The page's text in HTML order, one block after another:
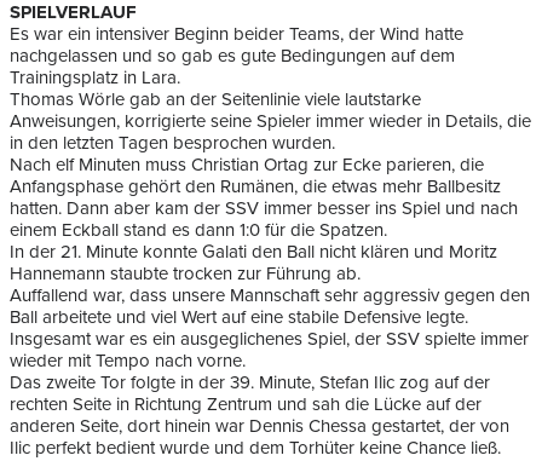
SPIELVERLAUF
Es war ein intensiver Beginn beider Teams, der Wind hatte
nachgelassen und so gab es gute Bedingungen auf dem
Trainingsplatz in Lara.
Thomas Wörle gab an der Seitenlinie viele lautstarke
Anweisungen, korrigierte seine Spieler immer wieder in Details, die
in den letzten Tagen besprochen wurden.
Nach elf Minuten muss Christian Ortag zur Ecke parieren, die
Anfangsphase gehört den Rumänen, die etwas mehr Ballbesitz
hatten. Dann aber kam der SSV immer besser ins Spiel und nach
einem Eckball stand es dann 1:0 für die Spatzen.
In der 21. Minute konnte Galati den Ball nicht klären und Moritz
Hannemann staubte trocken zur Führung ab.
Auffallend war, dass unsere Mannschaft sehr aggressiv gegen den
Ball arbeitete und viel Wert auf eine stabile Defensive legte.
Insgesamt war es ein ausgeglichenes Spiel, der SSV spielte immer
wieder mit Tempo nach vorne.
Das zweite Tor folgte in der 39. Minute, Stefan Ilic zog auf der
rechten Seite in Richtung Zentrum und sah die Lücke auf der
anderen Seite, dort hinein war Dennis Chessa gestartet, der von
Ilic perfekt bedient wurde und dem Torhüter keine Chance ließ.